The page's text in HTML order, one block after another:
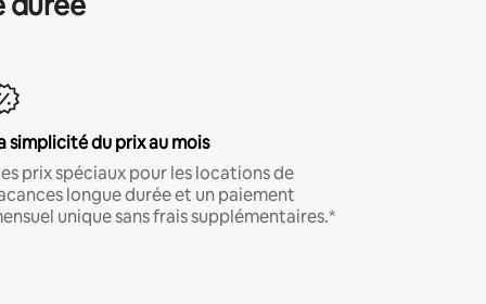
simplicité du prix au mois
prix spéciaux pour les locations de
longue durée et un paiement
unique sans frais supplémentaires.*